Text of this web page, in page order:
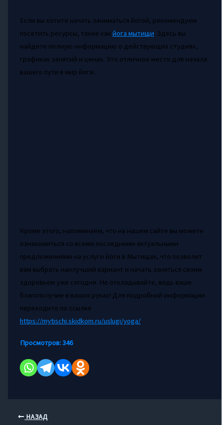
Если вы хотите начать заниматься йогой, рекомендуем
посетить ресурсы, такие как йога мытищи. Здесь вы
найдете полную информацию о действующих студиях,
графиках занятий и ценах. Это отличное место для начала
вашего пути в мир йоги.
Кроме этого, напоминаем, что на нашем сайте вы можете
ознакомиться со всеми последними актуальными
предложениями на услуги йоги в Мытищах, что позволит
вам выбрать наилучший вариант и начать заняться своим
здоровьем уже сегодня. Не откладывайте, ведь ваше
благополучие в ваших руках! Для подробной информации
переходите по ссылке
https://mytischi.skidkom.ru/uslugi/yoga/.
Просмотров:346
НАЗАД